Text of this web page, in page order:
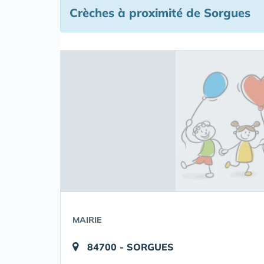
Crèches à proximité de Sorgues
MAIRIE
84700 - SORGUES